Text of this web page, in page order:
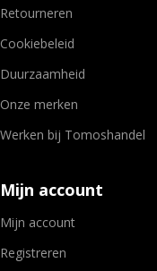
Retourneren
Cookiebeleid
Duurzaamheid
Onze merken
Werken bij Tomoshandel
Mijn account
Mijn account
Registreren